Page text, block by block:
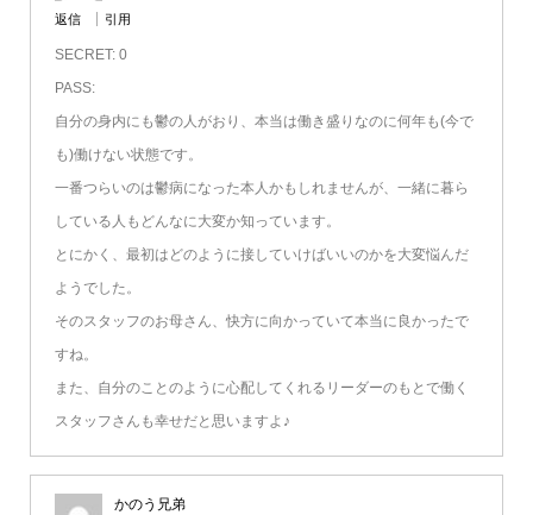
返信 引用
SECRET: 0
PASS:
自分の身内にも鬱の人がおり、本当は働き盛りなのに何年も(今で
も)働けない状態です。
一番つらいのは鬱病になった本人かもしれませんが、一緒に暮ら
している人もどんなに大変か知っています。
とにかく、最初はどのように接していけばいいのかを大変悩んだ
ようでした。
そのスタッフのお母さん、快方に向かっていて本当に良かったで
すね。
また、自分のことのように心配してくれるリーダーのもとで働く
スタッフさんも幸せだと思いますよ♪
かのう兄弟